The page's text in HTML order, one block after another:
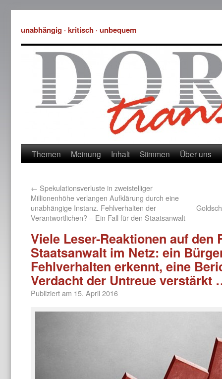
unabhängig · kritisch · unbequem
Themen Meinung Inhalt Stimmen Über uns
← Spekulationsverluste in zweistelliger
Millionenhöhe verlangen Aufklärung durch eine
unabhängige Instanz. Fehlverhalten der
Verantwortlichen? – Ein Fall für den Staatsanwalt
Viele Leser-Reaktionen auf den
Staatsanwalt im Netz: ein
Fehlverhalten erkennt, eine
Verdacht der Untreue verstärkt
Publiziert am 15. April 2016